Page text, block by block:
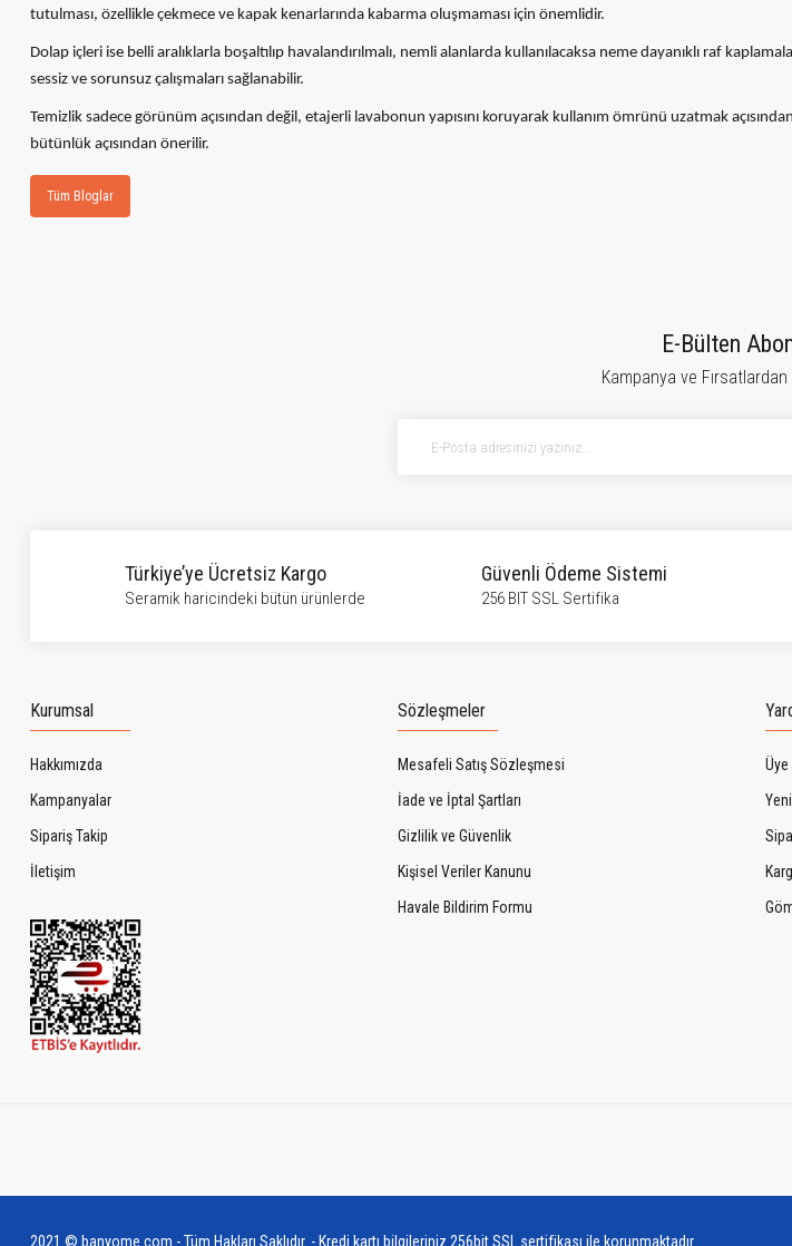
tutulması, özellikle çekmece ve kapak kenarlarında kabarma oluşmaması için önemlidir.
Dolap içleri ise belli aralıklarla boşaltılıp havalandırılmalı, nemli alanlarda kullanılacaksa neme dayanıklı raf
sessiz ve sorunsuz çalışmaları sağlanabilir.
Temizlik sadece görünüm açısından değil, etajerli lavabonun yapısını koruyarak kullanım ömrünü uzatmak
bütünlük açısından önerilir.
Tüm Bloglar
E-Bülten
Kampanya ve
Türkiye’ye Ücretsiz Kargo
Seramik haricindeki bütün ürünlerde
Güvenli Ödeme Sistemi
256 BIT SSL Sertifika
Kurumsal
Hakkımızda
Kampanyalar
Sipariş Takip
İletişim
Sözleşmeler
Mesafeli Satış Sözleşmesi
İade ve İptal Şartları
Gizlilik ve Güvenlik
Kişisel Veriler Kanunu
Havale Bildirim Formu
Üye
2021 © banyome.com - Tüm Hakları Saklıdır. - Kredi kartı bilgileriniz 256bit SSL sertifikası ile korunmaktadır.